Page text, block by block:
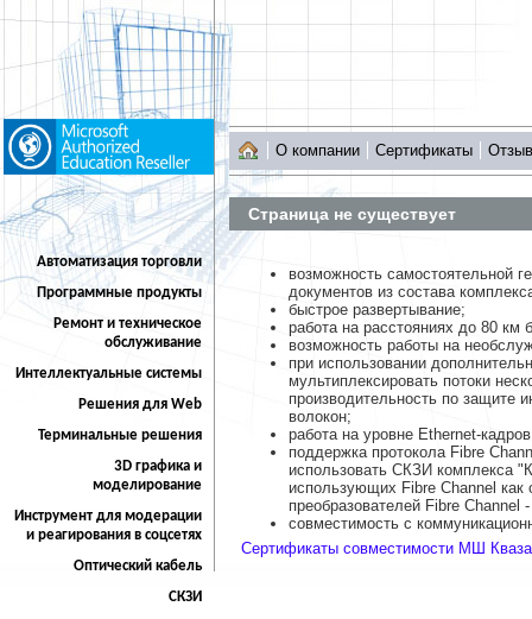
Автоматизация торговли
Программные продукты
Ремонт и техническое
обслуживание
Интеллектуальные системы
Решения для Web
Терминальные решения
3D графика и
моделирование
Инструмент для модерации
и реагирования в соцсетях
Оптический кабель
СКЗИ
О компании Сертификаты
Страница не существует
возможность самостоятельной
документов из состава
быстрое развертывание;
работа на расстояниях до 80 км
возможность работы на
при использовании
мультиплексировать потоки
производительность по защите
волокон;
работа на уровне Ethernet-
поддержка протокола Fibre
использовать СКЗИ комплекса
использующих Fibre Channel как
преобразователей Fibre Channel
совместимость с
Сертификаты совместимости МШ